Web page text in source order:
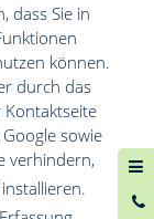
dass Sie in
können.
durch das
sowie
verhindern,